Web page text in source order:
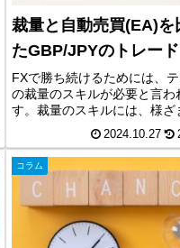
裁量と自動売買(EA)を
たGBP/JPYのトレード
FXで勝ち続けるためには、
の裁量のスキルが必要と言わ
す。裁量のスキルには、様ざ
がありますが、環境認識や
ードは重要な要素です。ま
レードは、自動売買(EA)をコ
ルする際にも役立ちます。今
2024.10.27
コラム